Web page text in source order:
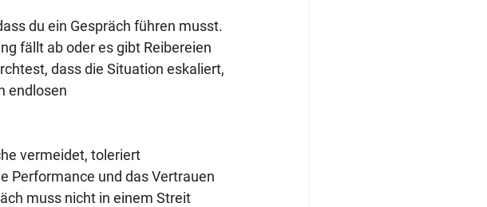
du ein Gespräch führen musst.
fällt ab oder es gibt Reibereien
dass die Situation eskaliert,
endlosen
vermeidet, toleriert
Performance und das Vertrauen
muss nicht in einem Streit